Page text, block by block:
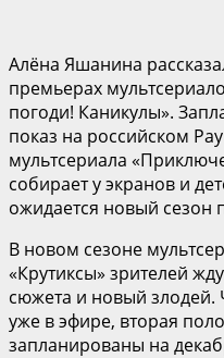
Алёна Яшанина
премьерах
погоди! Каникулы».
показ на российском
мультсериала
собирает у экранов и
ожидается новый сезон
В новом сезоне
«Крутиксы» зрителей
сюжета и новый злодей.
уже в эфире, вторая
запланированы на